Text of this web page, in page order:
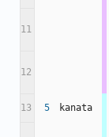
11
12
13
5 kanata